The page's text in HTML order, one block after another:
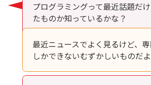
プログラミングって最近話題だ
たものか知っているかな？
最近ニュースでよく見るけど、
しかできないむずかしいものだ